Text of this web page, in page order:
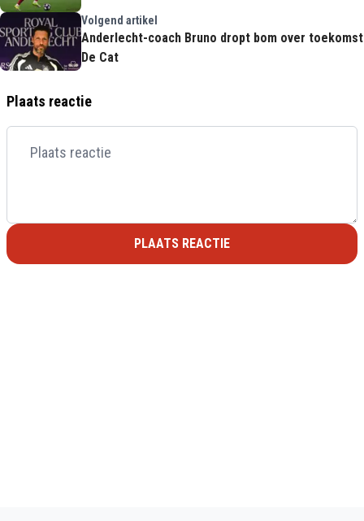
Volgend artikel
Anderlecht-coach Bruno dropt bom over toekomst
De Cat
Plaats reactie
PLAATS REACTIE